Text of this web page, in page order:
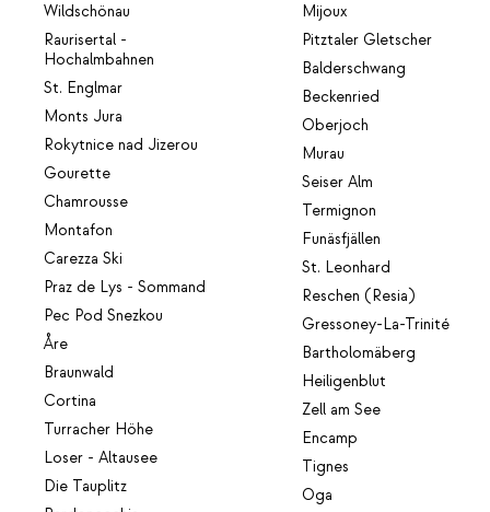
Wildschönau
Raurisertal -
Hochalmbahnen
St. Englmar
Monts Jura
Rokytnice nad Jizerou
Gourette
Chamrousse
Montafon
Carezza Ski
Praz de Lys - Sommand
Pec Pod Snezkou
Åre
Braunwald
Cortina
Turracher Höhe
Loser - Altausee
Die Tauplitz
Mijoux
Pitztaler Gletscher
Balderschwang
Beckenried
Oberjoch
Murau
Seiser Alm
Termignon
Funäsfjällen
St. Leonhard
Reschen (Resia)
Gressoney-La-Trinité
Bartholomäberg
Heiligenblut
Zell am See
Encamp
Tignes
Oga